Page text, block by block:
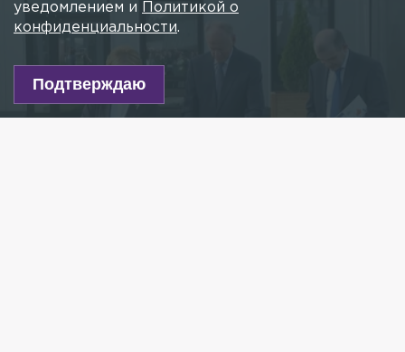
уведомлением и
Политикой о
конфиденциальности.
Подтверждаю